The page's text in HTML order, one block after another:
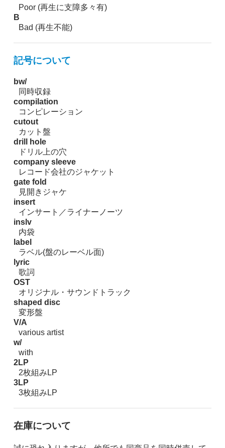
Poor (再生に支障多々有)
B
Bad (再生不能)
記号について
bw/
同時収録
compilation
コンピレーション
cutout
カット盤
drill hole
ドリル上の穴
company sleeve
レコード会社のジャケット
gate fold
見開きジャケ
insert
インサート／ライナーノーツ
inslv
内袋
label
ラベル(盤のレーベル面)
lyric
歌詞
OST
オリジナル・サウンドトラック
shaped disc
変形盤
V/A
various artist
w/
with
2LP
2枚組みLP
3LP
3枚組みLP
在庫について